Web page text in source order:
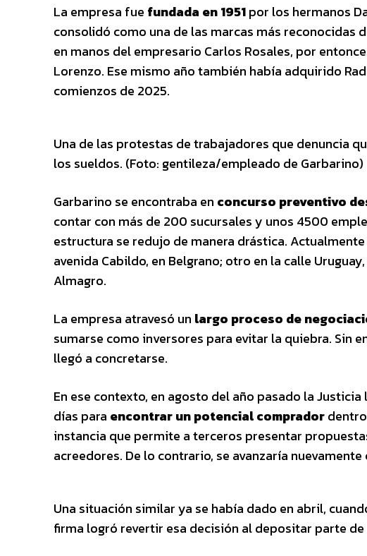
La empresa fue fundada en 1951por los hermanos
consolidó como una de las marcas más reconocidas
en manos del empresario Carlos Rosales, por
Lorenzo. Ese mismo año también había adquirido
comienzos de 2025.
Una de las protestas de trabajadores que denuncia
los sueldos. (Foto: gentileza/empleado de Garbarino)
Garbarino se encontraba en concurso preventivo
contar con más de 200 sucursales y unos 4500
estructura se redujo de manera drástica.
avenida Cabildo, en Belgrano; otro en la calle
Almagro.
La empresa atravesó un largo proceso de
sumarse como inversores para evitar la quiebra. Sin
llegó a concretarse.
En ese contexto, en agosto del año pasado la
días para encontrar unpotencial comprador
instancia que permite a terceros presentar
acreedores. De lo contrario, se avanzaría nuevamente
Una situación similar ya se había dado en abril,
firma logró revertir esa decisión al depositar parte